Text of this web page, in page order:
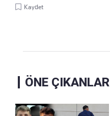
Kaydet
ÖNE ÇIKANLAR